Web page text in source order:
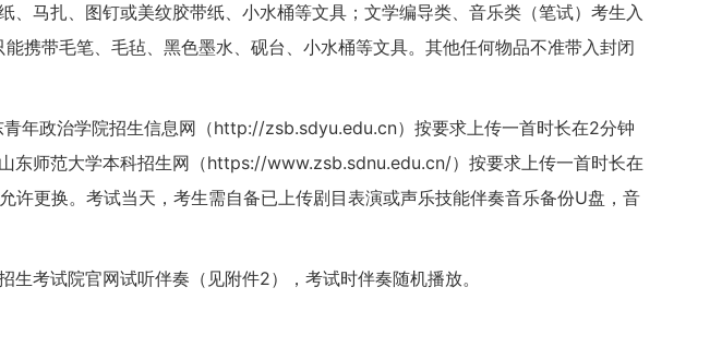
、马扎、图钉或美纹胶带纸、小水桶等文具；文学编导类、音乐类（笔试）考生入
携带毛笔、毛毡、黑色墨水、砚台、小水桶等文具。其他任何物品不准带入封闭
年政治学院招生信息网（http://zsb.sdyu.edu.cn）按要求上传一首时长在2分钟
东师范大学本科招生网（https://www.zsb.sdnu.edu.cn/）按要求上传一首时长在
更换。考试当天，考生需自备已上传剧目表演或声乐技能伴奏音乐备份U盘，音
考试院官网试听伴奏（见附件2），考试时伴奏随机播放。